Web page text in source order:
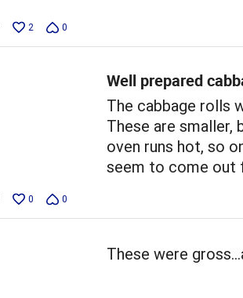
2 0
Well prepared
The cabbage rolls
These are
oven runs hot, so
seem to come out
0 0
These were